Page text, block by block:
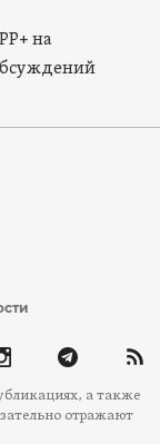
на
а также
отражают